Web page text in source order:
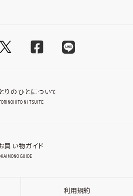
とりのひとについて
NI TSUITE
買い物ガイド
GUIDE
利用規約